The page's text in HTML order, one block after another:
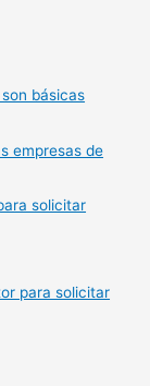
básicas
empresas de
solicitar
para solicitar